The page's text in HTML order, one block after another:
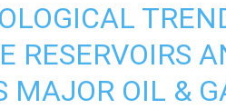
RESERVOIRS
MAJOR OIL &